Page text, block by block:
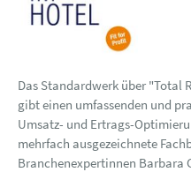
Das Standardwerk über "Total
gibt einen umfassenden und
Umsatz- und Ertrags-
mehrfach ausgezeichnete
Branchenexpertinnen Barbara